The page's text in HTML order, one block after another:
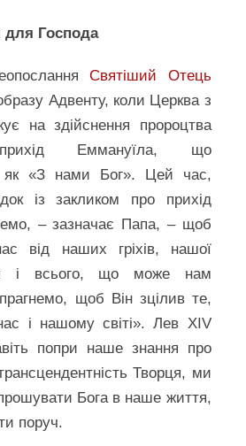
для Господа
Святіший Отець
Адвенту, коли Церква з
на здійснення пророцтва
Еммануїла, що
як «З нами Бог». Цей час,
із закликом про прихід
– зазначає Папа, – щоб
від наших гріхів, нашої
і всього, що може нам
щоб Він зцілив те,
і нашому світі». Лев XIV
попри наше знання про
Творця, ми
Бога в наше життя,
поруч.